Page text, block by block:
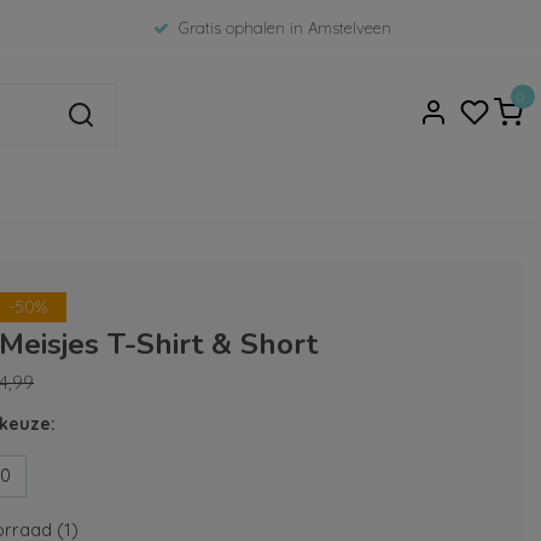
Gratis ophalen in Amstelveen
0
-50%
T-Shirt & Short
(1)